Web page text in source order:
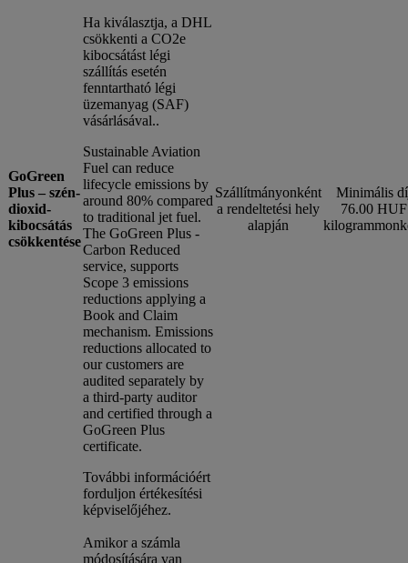
GoGreen
Plus – szén-
dioxid-
kibocsátás
csökkentése
Ha kiválasztja, a DHL
csökkenti a CO2e
kibocsátást légi
szállítás esetén
fenntartható légi
üzemanyag (SAF)
vásárlásával..
Sustainable Aviation
Fuel can reduce
lifecycle emissions by
around 80% compared
to traditional jet fuel.
The GoGreen Plus -
Carbon Reduced
service, supports
Scope 3 emissions
reductions applying a
Book and Claim
mechanism. Emissions
reductions allocated to
our customers are
audited separately by
a third-party auditor
and certified through a
GoGreen Plus
certificate.
További információért
forduljon értékesítési
képviselőjéhez.
Szállítmányonként
a rendeltetési hely
alapján
Minimális
76.00 HUF
Amikor a számla
módosítására van